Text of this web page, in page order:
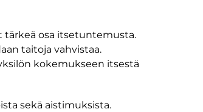
tärkeä osa itsetuntemusta.
taitoja vahvistaa.
kokemukseen itsestä
sekä aistimuksista.